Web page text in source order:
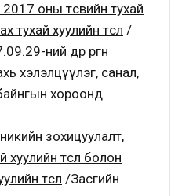
оны төсвийн тухай
тухай хуулийн төсөл /
ний өдөр өргөн
хэлэлцүүлэг, санал,
хороонд
зохицуулалт,
төсөл болон
төсөл /Засгийн